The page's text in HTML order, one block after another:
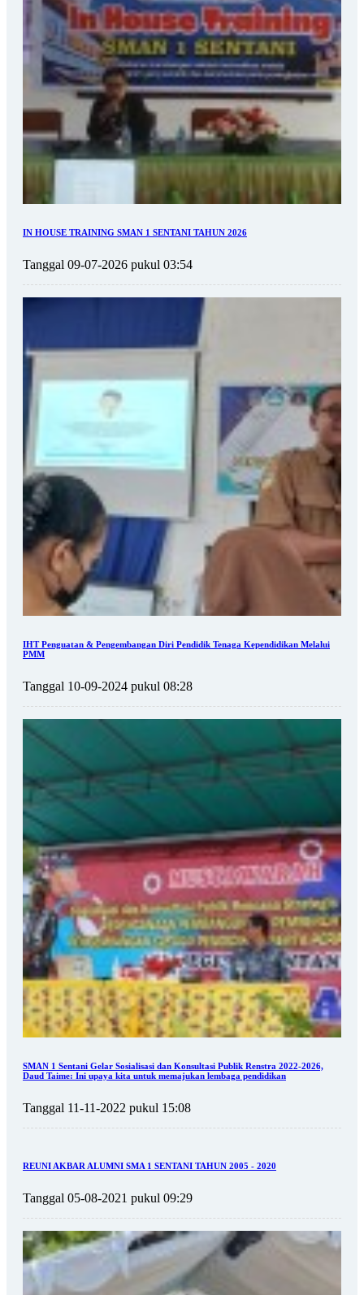
IN HOUSE TRAINING SMAN 1 SENTANI TAHUN 2026
Tanggal 09-07-2026 pukul 03:54
IHT Penguatan & Pengembangan Diri Pendidik Tenaga Kependidikan Melalui
PMM
Tanggal 10-09-2024 pukul 08:28
SMAN 1 Sentani Gelar Sosialisasi dan Konsultasi Publik Renstra 2022-2026,
Daud Taime: Ini upaya kita untuk memajukan lembaga pendidikan
Tanggal 11-11-2022 pukul 15:08
REUNI AKBAR ALUMNI SMA 1 SENTANI TAHUN 2005 - 2020
Tanggal 05-08-2021 pukul 09:29